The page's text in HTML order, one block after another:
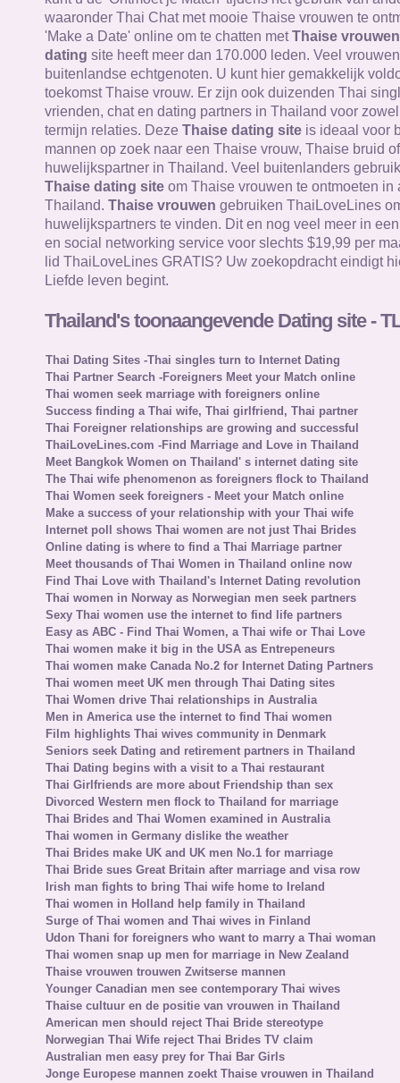
waaronder Thai Chat met mooie Thaise vrouwen te
'Make a Date' online om te chatten metThaise vrouwen
dating site heeft meer dan 170.000 leden. Veel
buitenlandse echtgenoten. U kunt hier gemakkelijk
toekomst Thaise vrouw. Er zijn ook duizenden Thai
vrienden, chat en dating partners in Thailand voor
termijn relaties. Deze Thaise dating siteis ideaal voor
mannen op zoek naar een Thaise vrouw, Thaise bruid
huwelijkspartner in Thailand. Veel buitenlanders
Thaise dating siteom Thaise vrouwen te ontmoeten in
Thailand. Thaise vrouwen gebruiken ThaiLoveLines
huwelijkspartners te vinden. Dit en nog veel meer in
en social networking service voor slechts $19,99 per
lid ThaiLoveLines GRATIS? Uw zoekopdracht eindigt
Liefde leven begint.
Thailand's toonaangevende Dating site -
Thai Dating Sites -Thai singles turn to Internet Dating
Thai Partner Search -Foreigners Meet your Match online
Thai women seek marriage with foreigners online
Success finding a Thai wife, Thai girlfriend, Thai partner
Thai Foreigner relationships are growing and successful
ThaiLoveLines.com -Find Marriage and Love in Thailand
Meet Bangkok Women on Thailand' s internet dating site
The Thai wife phenomenon as foreigners flock to Thailand
Thai Women seek foreigners - Meet your Match online
Make a success of your relationship with your Thai wife
Internet poll shows Thai women are not just Thai Brides
Online dating is where to find a Thai Marriage partner
Meet thousands of Thai Women in Thailand online now
Find Thai Love with Thailand's Internet Dating revolution
Thai women in Norway as Norwegian men seek partners
Sexy Thai women use the internet to find life partners
Easy as ABC - Find Thai Women, a Thai wife or Thai Love
Thai women make it big in the USA as Entrepeneurs
Thai women make Canada No.2 for Internet Dating Partners
Thai women meet UK men through Thai Dating sites
Thai Women drive Thai relationships in Australia
Men in America use the internet to find Thai women
Film highlights Thai wives community in Denmark
Seniors seek Dating and retirement partners in Thailand
Thai Dating begins with a visit to a Thai restaurant
Thai Girlfriends are more about Friendship than sex
Divorced Western men flock to Thailand for marriage
Thai Brides and Thai Women examined in Australia
Thai women in Germany dislike the weather
Thai Brides make UK and UK men No.1 for marriage
Thai Bride sues Great Britain after marriage and visa row
Irish man fights to bring Thai wife home to Ireland
Thai women in Holland help family in Thailand
Surge of Thai women and Thai wives in Finland
Udon Thani for foreigners who want to marry a Thai woman
Thai women snap up men for marriage in New Zealand
Thaise vrouwen trouwen Zwitserse mannen
Younger Canadian men see contemporary Thai wives
Thaise cultuur en de positie van vrouwen in Thailand
American men should reject Thai Bride stereotype
Norwegian Thai Wife reject Thai Brides TV claim
Australian men easy prey for Thai Bar Girls
Jonge Europese mannen zoekt Thaise vrouwen in Thailand